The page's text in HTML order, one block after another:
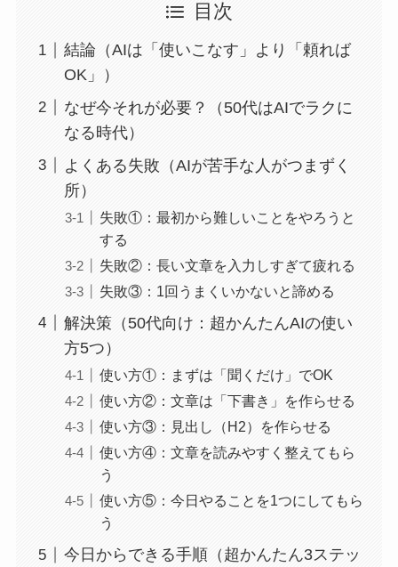
目次
結論（AIは「使いこなす」より「頼れば
OK」）
なぜ今それが必要？（50代はAIでラクに
なる時代）
よくある失敗（AIが苦手な人がつまずく
所）
失敗①：最初から難しいことをやろうと
する
失敗②：長い文章を入力しすぎて疲れる
失敗③：1回うまくいかないと諦める
解決策（50代向け：超かんたんAIの使い
方5つ）
使い方①：まずは「聞くだけ」でOK
使い方②：文章は「下書き」を作らせる
使い方③：見出し（H2）を作らせる
使い方④：文章を読みやすく整えてもら
う
使い方⑤：今日やることを1つにしてもら
う
今日からできる手順（超かんたん3ステッ